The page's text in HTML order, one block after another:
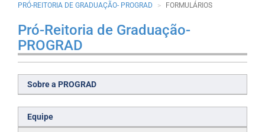
PRÓ-REITORIA DE GRADUAÇÃO- PROGRAD
FORMULÁRIOS
Pró-Reitoria de Graduação-
PROGRAD
Sobre a PROGRAD
Equipe